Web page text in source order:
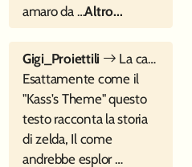
amaro da …Altro...
Gigi_Proiettili
La canzone perfetta
Esattamente come il
"Kass's Theme" questo
testo racconta la storia
di zelda, Il come
andrebbe esplor …